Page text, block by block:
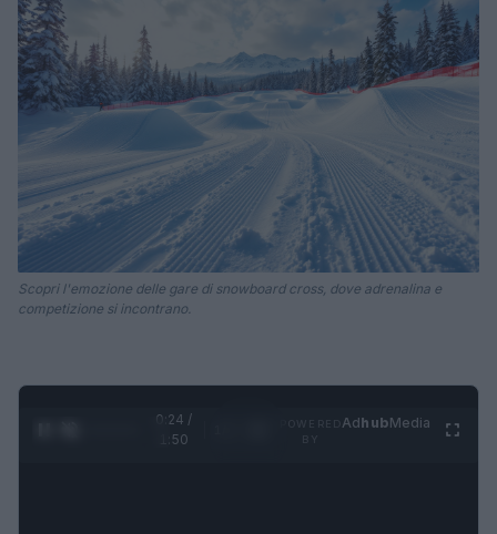
Scopri l'emozione delle gare di snowboard cross, dove adrenalina e
competizione si incontrano.
0:25 /
1:50
AdhubMedia